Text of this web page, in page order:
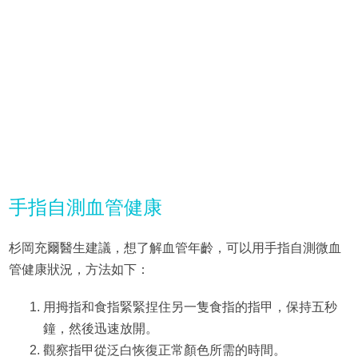
手指自測血管健康
杉岡充爾醫生建議，想了解血管年齡，可以用手指自測微血
管健康狀況，方法如下：
用拇指和食指緊緊捏住另一隻食指的指甲，保持五秒
鐘，然後迅速放開。
觀察指甲從泛白恢復正常顏色所需的時間。